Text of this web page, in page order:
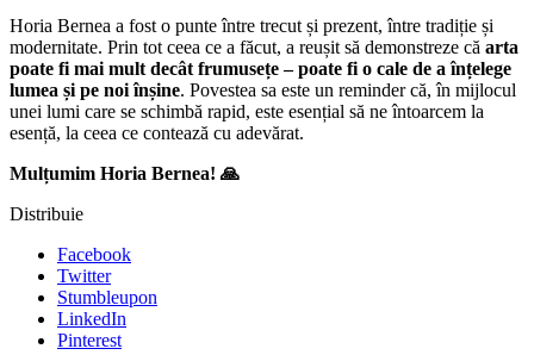
Horia Bernea a fost o punte între trecut și prezent, între tradiție și
modernitate. Prin tot ceea ce a făcut, a reușit să demonstreze că arta
poate fi mai mult decât frumusețe – poate fi o cale de a înțelege
lumea și pe noi înșine. Povestea sa este un reminder că, în mijlocul
unei lumi care se schimbă rapid, este esențial să ne întoarcem la
esență, la ceea ce contează cu adevărat.
Mulțumim Horia Bernea! 🙏
Distribuie
Facebook
Twitter
Stumbleupon
LinkedIn
Pinterest